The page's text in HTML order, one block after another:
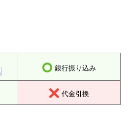
銀行振り込み
代金引換